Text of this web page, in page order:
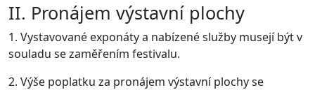
II. Pronájem výstavní plochy
1. Vystavované exponáty a nabízené služby musejí být v
souladu se zaměřením festivalu.
2. Výše poplatku za pronájem výstavní plochy se